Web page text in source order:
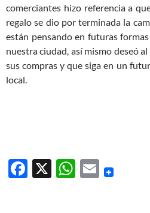
comerciantes hizo referencia a
regalo se dio por terminada la
están pensando en futuras
nuestra ciudad, así mismo deseó
sus compras y que siga en un
local.
F
X
W E